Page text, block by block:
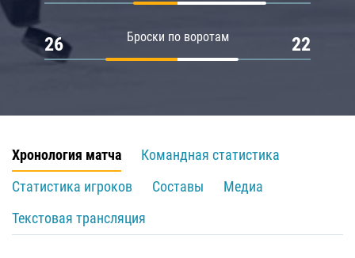
Броски по воротам
26 22
Хронология матча
Командная статистика
Статистика игроков
Составы
Медиа
Текстовая трансляция